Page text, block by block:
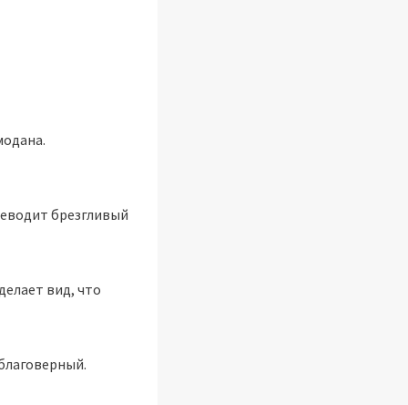
брезгливый
вид, что